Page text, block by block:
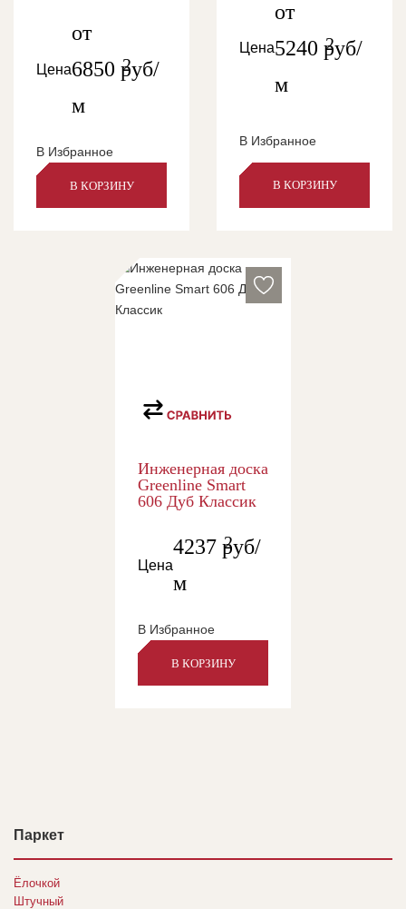
Цена
от
6850 руб/
м
2
В Избранное
В КОРЗИНУ
Цена
от
5240 руб/
м
2
В Избранное
В КОРЗИНУ
Инженерная доска
Greenline Smart
606 Дуб Классик
Цена
4237 руб/
м
2
В Избранное
В КОРЗИНУ
Паркет
Ёлочкой
Штучный